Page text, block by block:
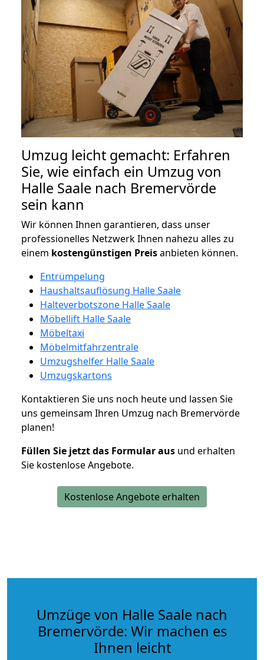
Umzug leicht gemacht: Erfahren
Sie, wie einfach ein Umzug von
Halle Saale nach Bremervörde
sein kann
Wir können Ihnen garantieren, dass unser
professionelles Netzwerk Ihnen nahezu alles zu
einem kostengünstigen Preisanbieten können.
Entrümpelung
Haushaltsauflösung Halle Saale
Halteverbotszone Halle Saale
Möbellift Halle Saale
Möbeltaxi
Möbelmitfahrzentrale
Umzugshelfer Halle Saale
Umzugskartons
Kontaktieren Sie uns noch heute und lassen Sie
uns gemeinsam Ihren Umzug nach Bremervörde
planen!
Füllen Sie jetzt das Formular aus und erhalten
Sie kostenlose Angebote.
Kostenlose Angebote erhalten
Umzüge von Halle Saale nach
Bremervörde: Wir machen es
Ihnen leicht